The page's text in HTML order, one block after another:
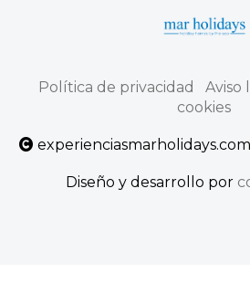
Política de privacidad Aviso
cookies
Diseño y desarrollo por